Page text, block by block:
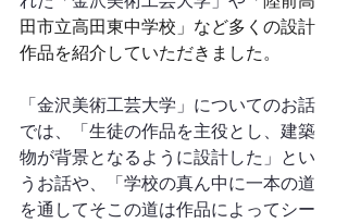
田市立高田東中学校」など多くの設計
作品を紹介していただきました。
「金沢美術工芸大学」についてのお話
では、「生徒の作品を主役とし、建築
物が背景となるように設計した」とい
うお話や、「学校の真ん中に一本の道
を通してそこの道は作品によってシー